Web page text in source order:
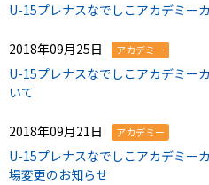
U-15プレナスなでしこアカデミー
2018年09月25日 アカデミー
U-15プレナスなでしこアカデミー
いて
2018年09月21日 アカデミー
U-15プレナスなでしこアカデミ
場変更のお知らせ